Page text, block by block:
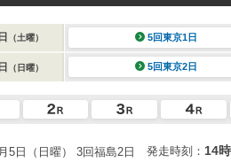
（土曜） 5回東京1日
（日曜） 5回東京2日
5日（日曜） 3回福島2日 発走時刻： 14